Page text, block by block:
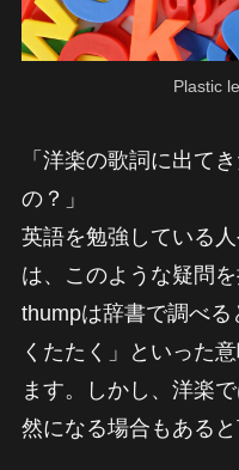
Plastic
「洋楽の歌詞に出て
の？」
英語を勉強している
は、このような疑問
thumpは辞書で調べ
くたたく」といった
ます。しかし、洋楽
然になる場合もあると